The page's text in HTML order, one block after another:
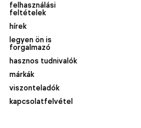
felhasználási
feltételek
hírek
legyen ön is
forgalmazó
hasznos tudnivalók
márkák
viszonteladók
kapcsolatfelvétel